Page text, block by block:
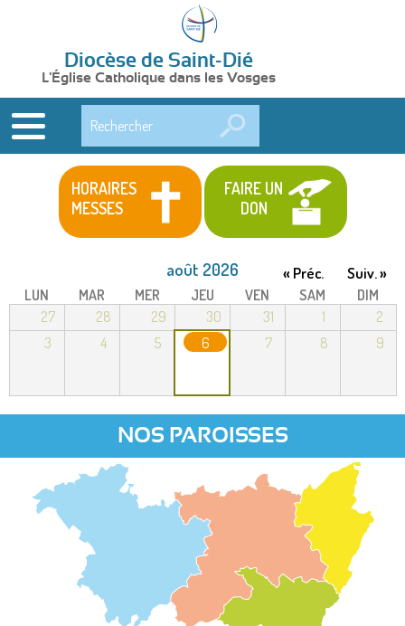
Diocèse de Saint-Dié
L'Église Catholique dans les Vosges
HORAIRES
MESSES
FAIRE UN
DON
août 2026 « Préc. Suiv. »
LUN MAR MER JEU VEN SAM
DIM
27
28 29 30 31 1
2
3
4 5 6 7 8 9
NOS PAROISSES